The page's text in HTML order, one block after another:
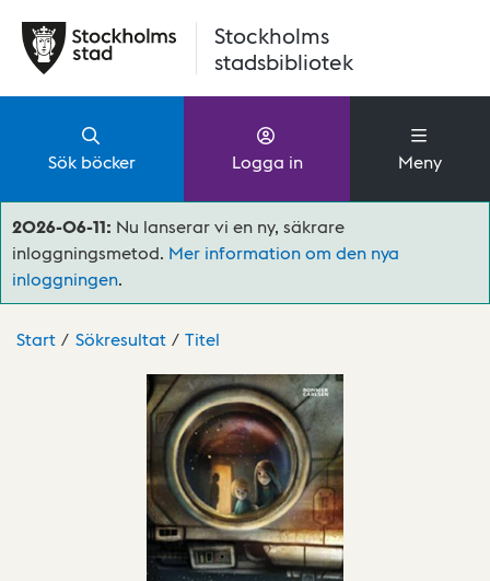
Stockholms
stadsbibliotek
Sök böcker Logga in Meny
2026-06-11: Nu lanserar vi en ny, säkrare
inloggningsmetod. Mer information om den nya
inloggningen.
Start Sökresultat Titel